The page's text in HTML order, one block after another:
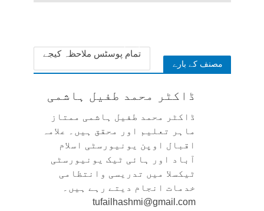
مصنف کے بارے
تمام پوسٹس ملاحظہ کیجے
ڈاکٹر محمد طفیل ہاشمی
ڈاکٹر محمد طفیل ہاشمی ممتاز
ماہر تعلیم اور محقق ہیں۔ علامہ
اقبال اوپن یونیورسٹی اسلام
آباد اور ہائی ٹیک یونیورسٹی
ٹیکسلا میں تدریسی وانتظامی
خدمات انجام دیتے رہے ہیں۔
tufailhashmi@gmail.com